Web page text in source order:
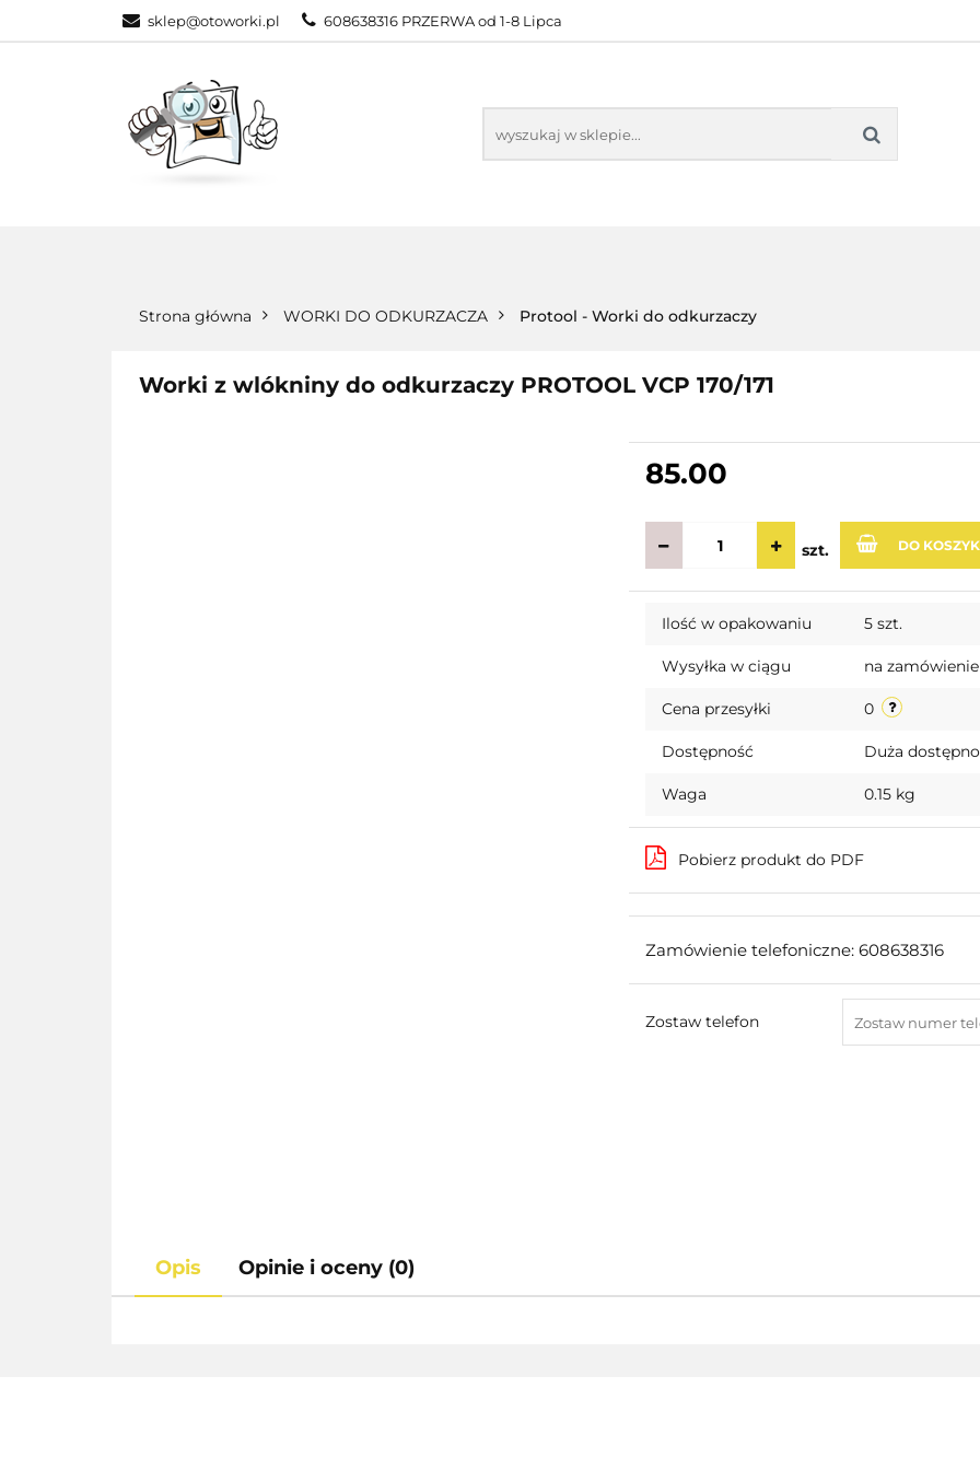
sklep@otoworki.pl 608638316 PRZERWA od 1-8 Lipca
NASZA OFERTA KONTAKT BESTSELLERY BLOG
Strona główna WORKI DO ODKURZACZA Protool - Worki do odkurzaczy
Worki z wlókniny do odkurzaczy PROTOOL VCP 170/171
85.00
szt. DO
Ilość w opakowaniu 5 szt.
Wysyłka w ciągu na zamówienie
Cena przesyłki 0
Dostępność Duża
Waga 0.15 kg
Pobierz produkt do PDF
Zamówienie telefoniczne: 608638316
Zostaw telefon
Opis Opinie i oceny (0)